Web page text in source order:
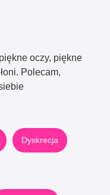
oczy, piękne
Polecam,
Dyskrecja